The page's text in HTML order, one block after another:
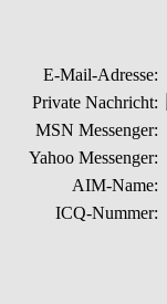
E-Mail-Adresse:
Private Nachricht:
MSN Messenger:
Yahoo Messenger:
AIM-Name:
ICQ-Nummer: